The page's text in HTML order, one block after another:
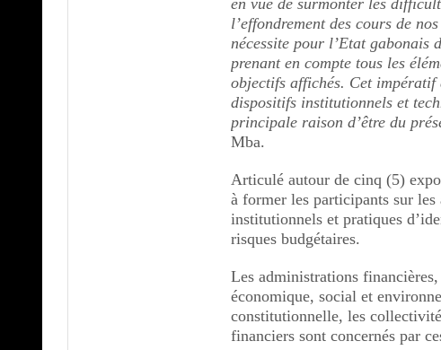
l’effondrement des cours de
nécessite pour l’Etat gabonais
prenant en compte tous les
objectifs affichés. Cet
dispositifs institutionnels et
principale raison d’être du
Mba.
Articulé autour de cinq (5)
à former les participants sur
institutionnels et pratiques
risques budgétaires.
Les administrations
économique, social et
constitutionnelle, les
financiers sont concernés par